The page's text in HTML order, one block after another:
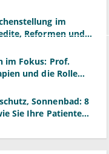
im
Reformen und
im Fokus: Prof.
und die Rolle
Sonnenbad: 8
Sie Ihre Patienten